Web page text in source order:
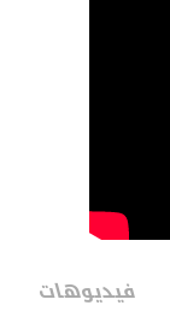
فيديوهات